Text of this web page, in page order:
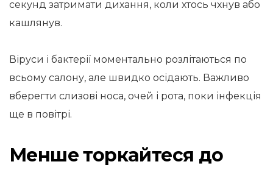
секунд затримати дихання, коли хтось чхнув або
кашлянув.
Віруси і бактерії моментально розлітаються по
всьому салону, але швидко осідають. Важливо
вберегти слизові носа, очей і рота, поки інфекція
ще в повітрі.
Менше торкайтеся до